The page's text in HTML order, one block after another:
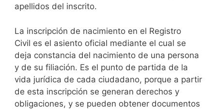
apellidos del inscrito.
La inscripción de nacimiento en el Registro
Civil es el asiento oficial mediante el cual se
deja constancia del nacimiento de una persona
y de su filiación. Es el punto de partida de la
vida jurídica de cada ciudadano, porque a partir
de esta inscripción se generan derechos y
obligaciones, y se pueden obtener documentos